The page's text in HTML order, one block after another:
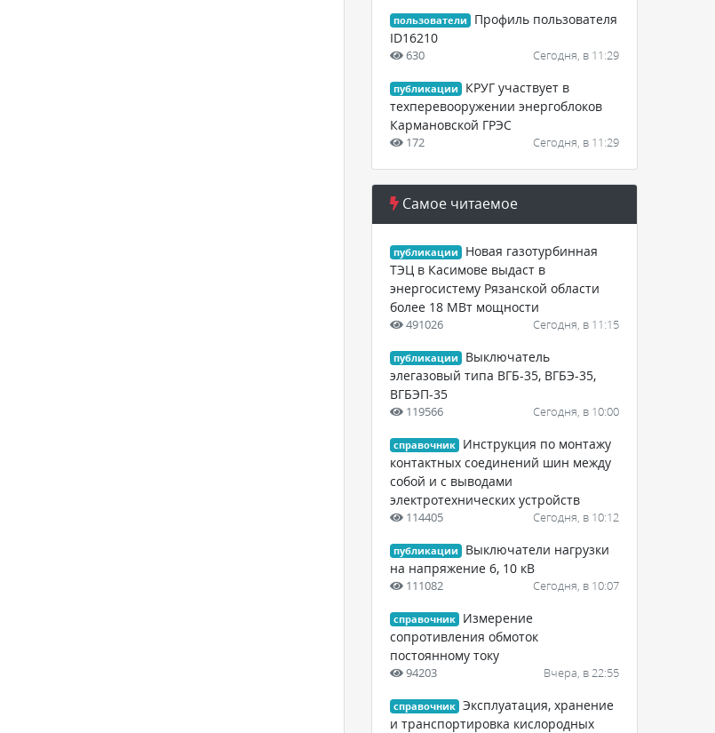
пользователи
Профиль пользователя
ID16210
630 Сегодня, в 11:29
публикации
КРУГ участвует в
техперевооружении энергоблоков
Кармановской ГРЭС
172 Сегодня, в 11:29
Самое читаемое
публикации
Новая газотурбинная
ТЭЦ в Касимове выдаст в
энергосистему Рязанской области
более 18 МВт мощности
491026 Сегодня, в 11:15
публикации
Выключатель
элегазовый типа ВГБ-35, ВГБЭ-35,
ВГБЭП-35
119566 Сегодня, в 10:00
справочник
Инструкция по монтажу
контактных соединений шин между
собой и с выводами
электротехнических устройств
114405 Сегодня, в 10:12
публикации
Выключатели нагрузки
на напряжение 6, 10 кВ
111082 Сегодня, в 10:07
справочник
Измерение
сопротивления обмоток
постоянному току
94203 Вчера, в 22:55
справочник Эксплуатация, хранение
и транспортировка кислородных